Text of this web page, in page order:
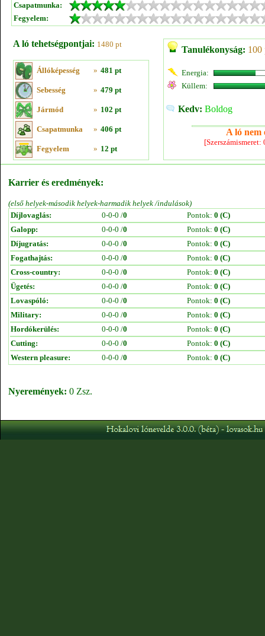
Csapatmunka:
Fegyelem:
A ló tehetségpontjai: 1480 pt
Állóképesség » 481 pt
Sebesség » 479 pt
Jármód » 102 pt
Csapatmunka » 406 pt
Fegyelem » 12 pt
Tanulékonyság: 100
Energia:
Küllem:
Kedv: Boldog
A ló nem
Karrier és eredmények:
(első helyek-második helyek-harmadik helyek /indulások)
Díjlovaglás:
0-0-0 /0 Pontok: 0 (C)
Galopp:
0-0-0 /0 Pontok: 0 (C)
Díjugratás:
0-0-0 /0 Pontok: 0 (C)
Fogathajtás:
0-0-0 /0 Pontok: 0 (C)
Cross-country:
0-0-0 /0 Pontok: 0 (C)
Ügetés:
0-0-0 /0 Pontok: 0 (C)
Lovaspóló:
0-0-0 /0 Pontok: 0 (C)
Military:
0-0-0 /0 Pontok: 0 (C)
Hordókerülés:
0-0-0 /0 Pontok: 0 (C)
Cutting:
0-0-0 /0 Pontok: 0 (C)
Western pleasure:
0-0-0 /0 Pontok: 0 (C)
Nyeremények: 0 Zsz.